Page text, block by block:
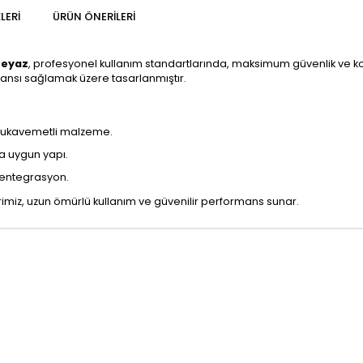
ÜRÜN ÖNERILERI
, profesyonel kullanım standartlarında, maksimum güvenlik ve
sağlamak üzere tasarlanmıştır.
malzeme.
uygun yapı.
uzun ömürlü kullanım ve güvenilir performans sunar.